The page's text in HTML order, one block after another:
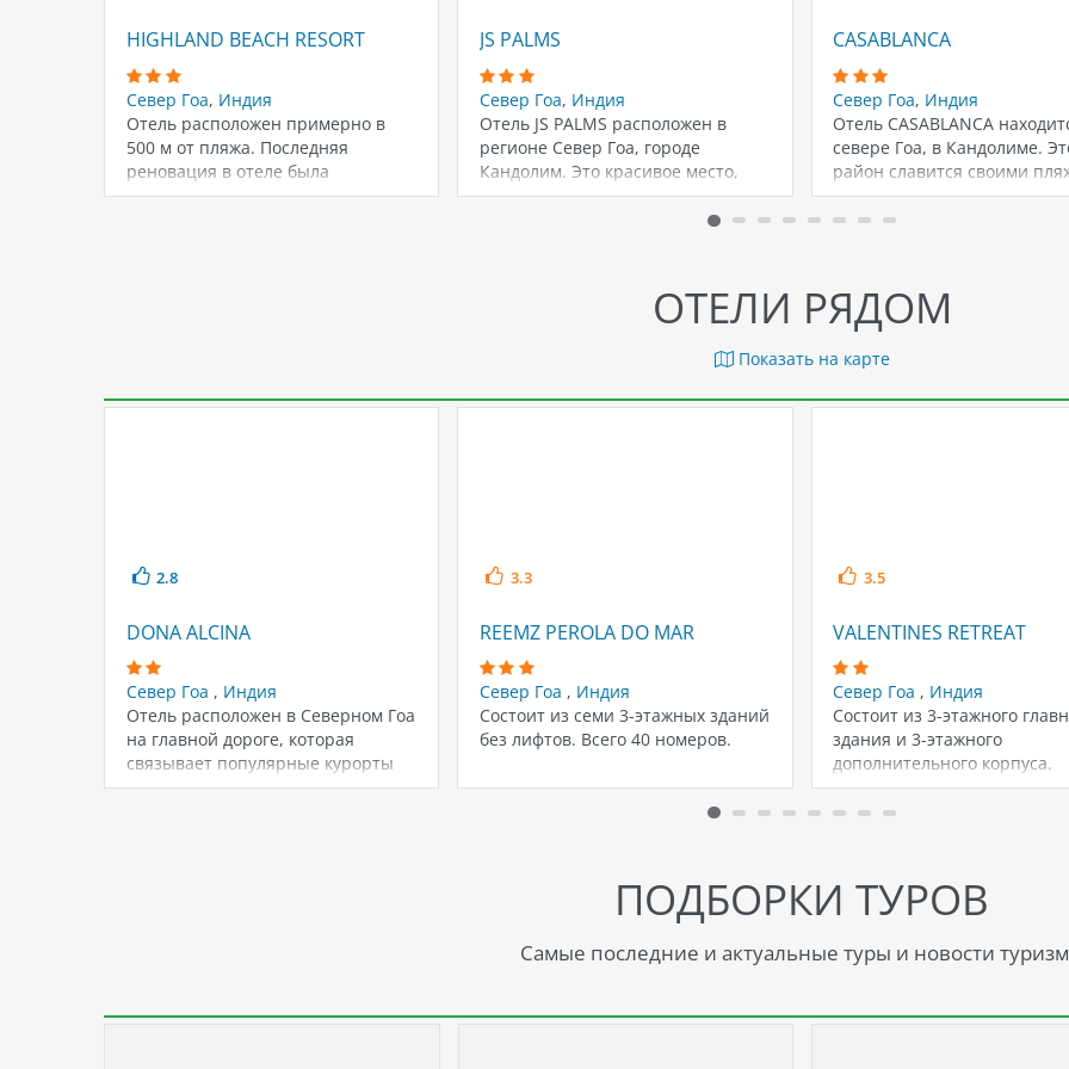
HIGHLAND BEACH RESORT
Север Гоа, Индия
Отель расположен примерно в
500 м от пляжа. Последняя
реновация в отеле была
произведена в…
JS PALMS
Север Гоа, Индия
Отель JS PALMS расположен в
регионе Север Гоа, городе
Кандолим. Это красивое место,
которое находится…
CASABLANCA
Север Гоа, Индия
Отель CASABLANCA
севере Гоа, в Кандолиме.
район славится своими
где можно…
ОТЕЛИ РЯДОМ
Показать на карте
2.8
DONA ALCINA
Север Гоа , Индия
Отель расположен в Северном Гоа
на главной дороге, которая
связывает популярные курорты
Калангут и Кандолим,недалеко…
3.3
REEMZ PEROLA DO MAR
Север Гоа , Индия
Состоит из семи 3-этажных зданий
без лифтов. Всего 40 номеров.
3.5
VALENTINES RETREAT
Север Гоа , Индия
Состоит из 3-этажного
здания и 3-этажного
дополнительного корпуса.
Номерной фонд отеля
28 номеров.
ПОДБОРКИ ТУРОВ
Самые последние и актуальные туры и новости